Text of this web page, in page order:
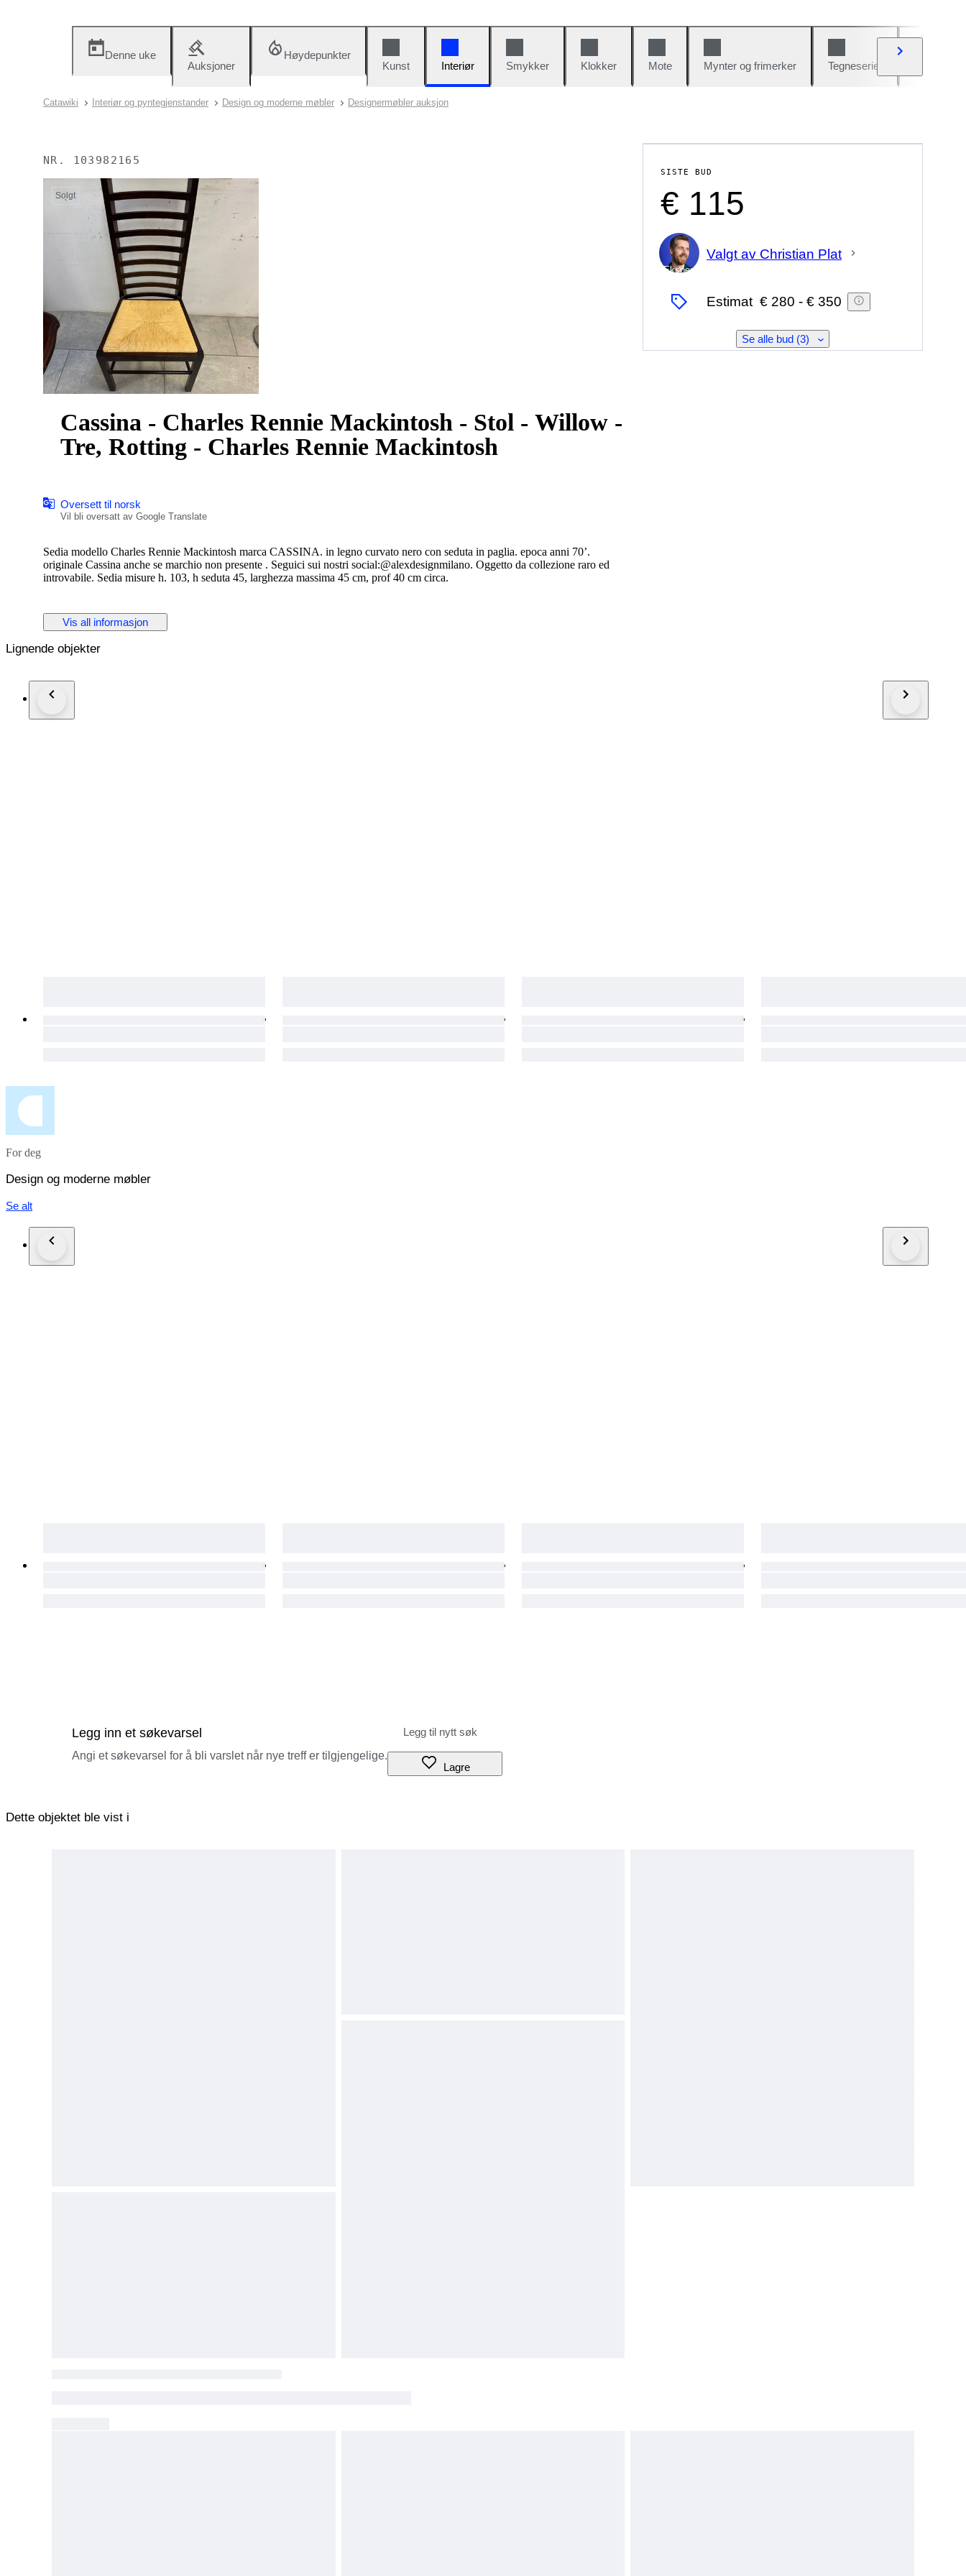
Denne uke
Auksjoner
Høydepunkter
Kunst
Interiør Smykker Klokker Mote Mynter og frimerker Tegneserier
Catawiki Interiør og pyntegjenstander Design og moderne møbler Designermøbler auksjon
NR. 103982165
Solgt
Cassina - Charles Rennie Mackintosh - Stol - Willow -
Tre, Rotting - Charles Rennie Mackintosh
Oversett til norsk
Vil bli oversatt av Google Translate
Sedia modello Charles Rennie Mackintosh marca CASSINA. in legno curvato nero con seduta in paglia. epoca anni 70’.
originale Cassina anche se marchio non presente . Seguici sui nostri social:@alexdesignmilano. Oggetto da collezione raro ed
introvabile. Sedia misure h. 103, h seduta 45, larghezza massima 45 cm, prof 40 cm circa.
Vis all informasjon
SISTE BUD
€ 115
Ekspert
Valgt av Christian Plat
Estimat € 280 - € 350
Se alle bud (3)
Lignende objekter
For deg
Design og moderne møbler
Se alt
Legg inn et søkevarsel
Angi et søkevarsel for å bli varslet når nye treff er tilgjengelige.
Lagre
Dette objektet ble vist i